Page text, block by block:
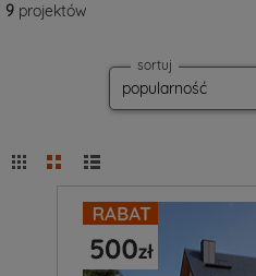
9 projektów
sortuj